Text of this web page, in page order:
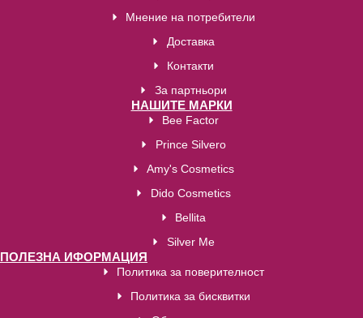
Мнение на потребители
Доставка
Контакти
За партньори
НАШИТЕ МАРКИ
Bee Factor
Prince Silvero
Amy's Cosmetics
Dido Cosmetics
Bellita
Silver Me
ПОЛЕЗНА ИФОРМАЦИЯ
Политика за поверителност
Политика за бисквитки